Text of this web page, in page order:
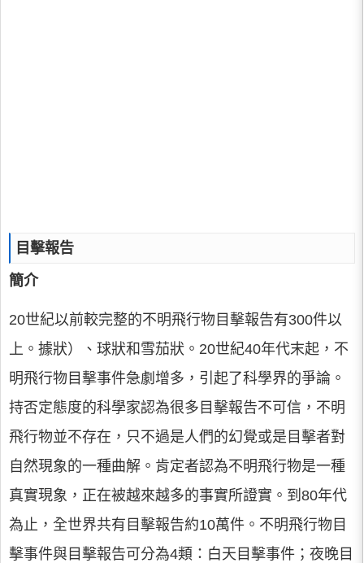
目擊報告
簡介
20世紀以前較完整的不明飛行物目擊報告有300件以
上。據狀）、球狀和雪茄狀。20世紀40年代末起，不
明飛行物目擊事件急劇增多，引起了科學界的爭論。
持否定態度的科學家認為很多目擊報告不可信，不明
飛行物並不存在，只不過是人們的幻覺或是目擊者對
自然現象的一種曲解。肯定者認為不明飛行物是一種
真實現象，正在被越來越多的事實所證實。到80年代
為止，全世界共有目擊報告約10萬件。不明飛行物目
擊事件與目擊報告可分為4類：白天目擊事件；夜晚目